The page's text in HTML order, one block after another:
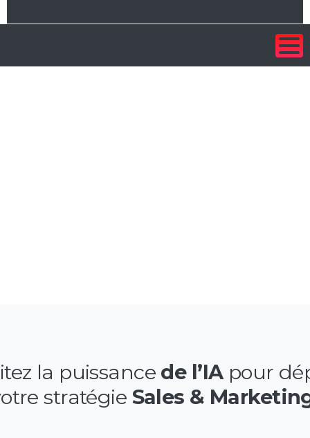
la puissance de l’IA pour
stratégie Sales &